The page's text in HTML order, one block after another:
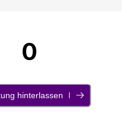
0
hinterlassen